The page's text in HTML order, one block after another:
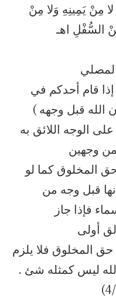
مِنْ يَمِينِهِ وَلا مِنْ
السُّفْلِ اهـ
قام أحدكم في
الله قبل وجهه )
على الوجه اللائق به
من وجهين
المخلوق كما لو
قبل وجه من
فإذا جاز
أولى
المخلوق فلا يلزم
ليس كمثله شئ .